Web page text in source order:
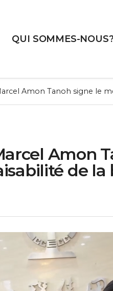
QUI SOMMES-
Amon Tanoh signe le
Amon
de la